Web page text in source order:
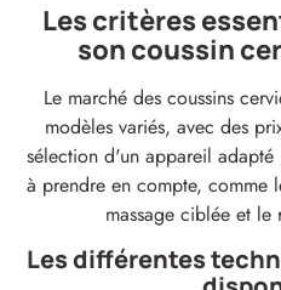
Les critères
son coussin
Le marché des coussins
modèles variés, avec des
sélection d'un appareil adapté
à prendre en compte, comme
massage ciblée et
Les différentes